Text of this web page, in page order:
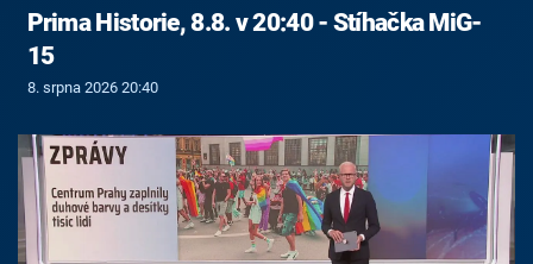
Prima Historie, 8.8. v 20:40 - Stíhačka MiG-
15
8. srpna 2026 20:40